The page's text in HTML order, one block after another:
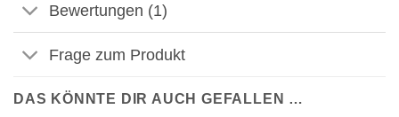
Bewertungen (1)
Frage zum Produkt
DAS KÖNNTE DIR AUCH GEFALLEN …